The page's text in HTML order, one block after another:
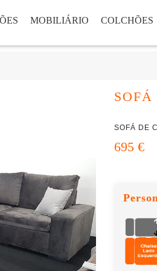
MOBILIÁRIO COLCHÕES
SOFÁ DE
695 €